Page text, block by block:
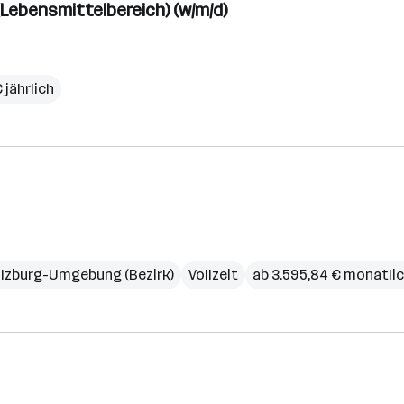
(w/m/d)
jährlich
Umgebung (Bezirk) Vollzeit ab 3.595,84 €